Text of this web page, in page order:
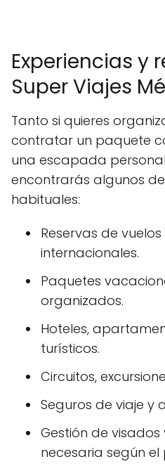
Experiencias y
Super Viajes
Tanto si quieres
contratar un paquete
una escapada
encontrarás algunos
habituales:
Reservas de
internacionales.
Paquetes
organizados.
Hoteles,
turísticos.
Circuitos,
Seguros de viaje y
Gestión de
necesaria según el